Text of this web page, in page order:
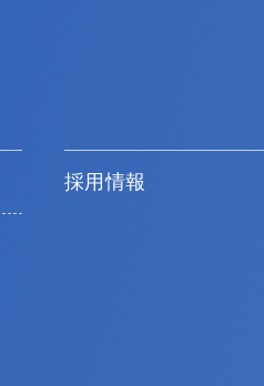
採用情報